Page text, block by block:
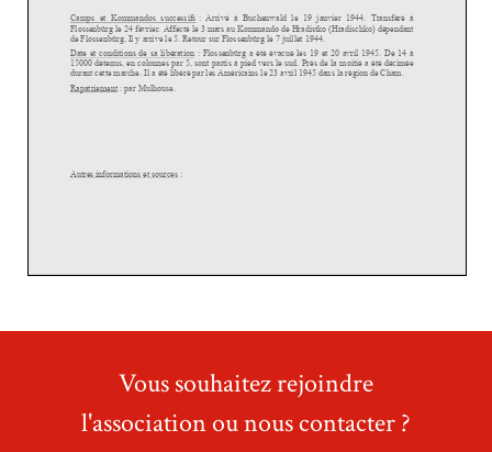
Vous souhaitez rejoindre
l'association ou nous contacter ?